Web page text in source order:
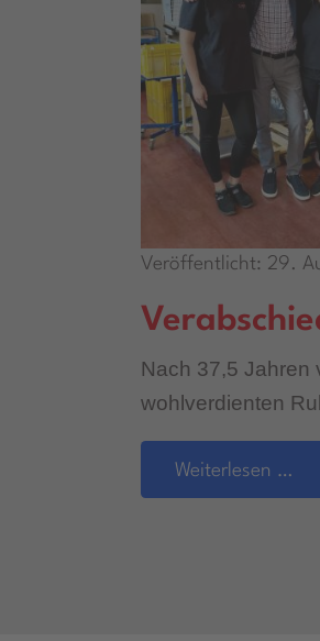
Veröffentlicht: 29.
Nach 37,5 Jahren
wohlverdienten
Weiterlesen …